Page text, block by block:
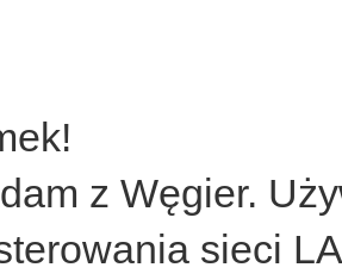
z Węgier.
sieci